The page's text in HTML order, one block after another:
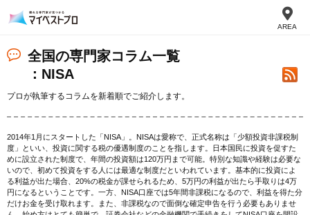
AREA
全国の専門家コラム一覧
：NISA
プロが執筆するコラムを新着順でご紹介します。
2014年1月にスタートした「NISA」。NISAは愛称で、正式名称は「少額投資非課税制
度」といい、投資に関する税の優遇制度のことを指します。日本国民に投資を促すた
めに設立された制度で、年間の投資額は120万円まで可能。特別な知識や経験は必要な
いので、初めて投資をする人には最適な制度だといわれています。基本的に投資によ
る利益が出た場合、20%の税金が課せられるため、5万円の利益が出たら手取りは4万
円になるということです。一方、NISA口座では5年間非課税になるので、利益を得た分
だけお金を受け取れます。また、非課税なので面倒な確定申告を行う必要もありませ